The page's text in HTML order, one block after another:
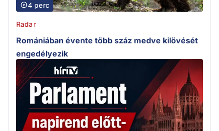
4 perc
Radar
Romániában évente több száz medve kilövését
engedélyezik